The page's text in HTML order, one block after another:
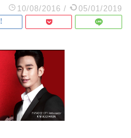
10/08/2016 / 05/01/2019